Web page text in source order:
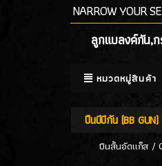
NARROW YOUR
ลูกแบลงค์กัน,
หมวดหมู่สินค้า
ปืนบีบีกัน (BB GUN)
ปืนสั้นอัดแก็ส /